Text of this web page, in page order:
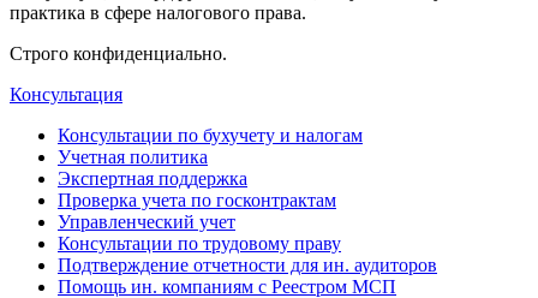
практика в сфере налогового права.
Строго конфиденциально.
Консультация
Консультации по бухучету и налогам
Учетная политика
Экспертная поддержка
Проверка учета по госконтрактам
Управленческий учет
Консультации по трудовому праву
Подтверждение отчетности для ин. аудиторов
Помощь ин. компаниям с Реестром МСП